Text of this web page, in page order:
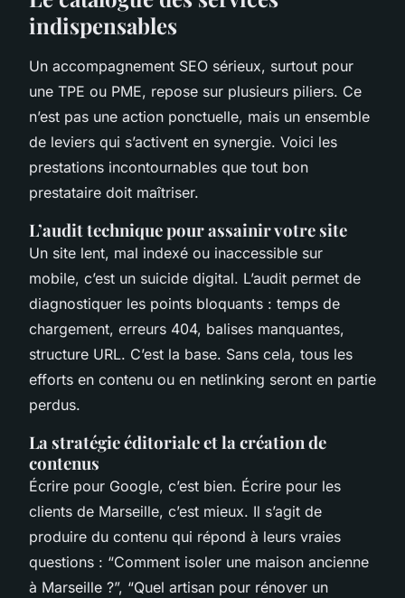
indispensables
Un accompagnement SEO sérieux, surtout pour
une TPE ou PME, repose sur plusieurs piliers. Ce
n’est pas une action ponctuelle, mais un ensemble
de leviers qui s’activent en synergie. Voici les
prestations incontournables que tout bon
prestataire doit maîtriser.
L’audit technique pour assainir votre site
Un site lent, mal indexé ou inaccessible sur
mobile, c’est un suicide digital. L’audit permet de
diagnostiquer les points bloquants : temps de
chargement, erreurs 404, balises manquantes,
structure URL. C’est la base. Sans cela, tous les
efforts en contenu ou en netlinking seront en partie
perdus.
La stratégie éditoriale et la création de
contenus
Écrire pour Google, c’est bien. Écrire pour les
clients de Marseille, c’est mieux. Il s’agit de
produire du contenu qui répond à leurs vraies
questions : “Comment isoler une maison ancienne
à Marseille ?”, “Quel artisan pour rénover un